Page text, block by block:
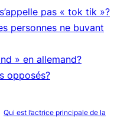
pas « tok tik »?
personnes ne buvant
» en allemand?
opposés?
Qui est l’actrice principale de la